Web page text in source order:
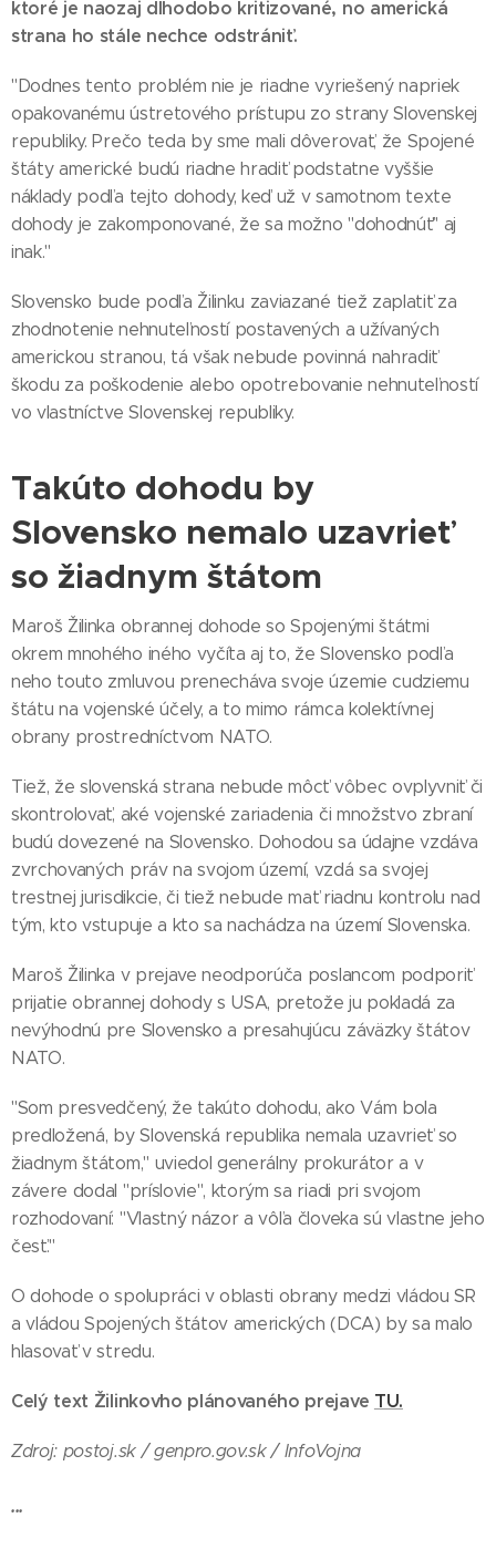
ktoré je naozaj dlhodobo kritizované, no americká
strana ho stále nechce odstrániť.
"Dodnes tento problém nie je riadne vyriešený napriek
opakovanému ústretového prístupu zo strany Slovenskej
republiky. Prečo teda by sme mali dôverovať, že Spojené
štáty americké budú riadne hradiť podstatne vyššie
náklady podľa tejto dohody, keď už v samotnom texte
dohody je zakomponované, že sa možno "dohodnúť" aj
inak."
Slovensko bude podľa Žilinku zaviazané tiež zaplatiť za
zhodnotenie nehnuteľností postavených a užívaných
americkou stranou, tá však nebude povinná nahradiť
škodu za poškodenie alebo opotrebovanie nehnuteľností
vo vlastníctve Slovenskej republiky.
Takúto dohodu by
Slovensko nemalo uzavrieť
so žiadnym štátom
Maroš Žilinka obrannej dohode so Spojenými štátmi
okrem mnohého iného vyčíta aj to, že Slovensko podľa
neho touto zmluvou prenecháva svoje územie cudziemu
štátu na vojenské účely, a to mimo rámca kolektívnej
obrany prostredníctvom NATO.
Tiež, že slovenská strana nebude môcť vôbec ovplyvniť či
skontrolovať, aké vojenské zariadenia či množstvo zbraní
budú dovezené na Slovensko. Dohodou sa údajne vzdáva
zvrchovaných práv na svojom území, vzdá sa svojej
trestnej jurisdikcie, či tiež nebude mať riadnu kontrolu nad
tým, kto vstupuje a kto sa nachádza na území Slovenska.
Maroš Žilinka v prejave neodporúča poslancom podporiť
prijatie obrannej dohody s USA, pretože ju pokladá za
nevýhodnú pre Slovensko a presahujúcu záväzky štátov
NATO.
"Som presvedčený, že takúto dohodu, ako Vám bola
predložená, by Slovenská republika nemala uzavrieť so
žiadnym štátom," uviedol generálny prokurátor a v
závere dodal "príslovie", ktorým sa riadi pri svojom
rozhodovaní: "Vlastný názor a vôľa človeka sú vlastne jeho
česť."
O dohode o spolupráci v oblasti obrany medzi vládou SR
a vládou Spojených štátov amerických (DCA) by sa malo
hlasovať v stredu.
Celý text Žilinkovho plánovaného prejave TU.
Zdroj: postoj.sk / genpro.gov.sk / InfoVojna
...